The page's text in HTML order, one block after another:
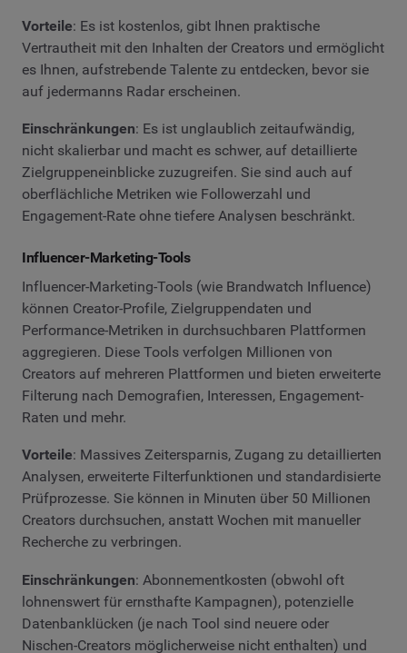
Vorteile: Es ist kostenlos, gibt Ihnen praktische
Vertrautheit mit den Inhalten der Creators und ermöglicht
es Ihnen, aufstrebende Talente zu entdecken, bevor sie
auf jedermanns Radar erscheinen.
Einschränkungen: Es ist unglaublich zeitaufwändig,
nicht skalierbar und macht es schwer, auf detaillierte
Zielgruppeneinblicke zuzugreifen. Sie sind auch auf
oberflächliche Metriken wie Followerzahl und
Engagement-Rate ohne tiefere Analysen beschränkt.
Influencer-Marketing-Tools
Influencer-Marketing-Tools (wie Brandwatch Influence)
können Creator-Profile, Zielgruppendaten und
Performance-Metriken in durchsuchbaren Plattformen
aggregieren. Diese Tools verfolgen Millionen von
Creators auf mehreren Plattformen und bieten erweiterte
Filterung nach Demografien, Interessen, Engagement-
Raten und mehr.
Vorteile: Massives Zeitersparnis, Zugang zu detaillierten
Analysen, erweiterte Filterfunktionen und standardisierte
Prüfprozesse. Sie können in Minuten über 50 Millionen
Creators durchsuchen, anstatt Wochen mit manueller
Recherche zu verbringen.
Einschränkungen: Abonnementkosten (obwohl oft
lohnenswert für ernsthafte Kampagnen), potenzielle
Datenbanklücken (je nach Tool sind neuere oder
Nischen-Creators möglicherweise nicht enthalten) und